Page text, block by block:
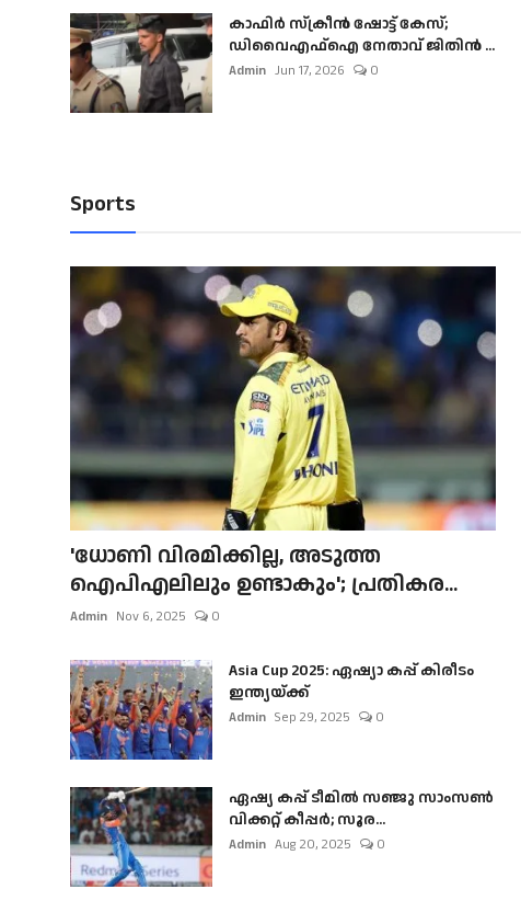
കാഫിർ സ്‌ക്രീൻ ഷോട്ട് കേസ്;
ഡിവൈഎഫ്ഐ നേതാവ് ജിതിൻ ...
Admin Jun 17, 2026 0
Sports
'ധോണി വിരമിക്കില്ല, അടുത്ത
ഐപിഎലിലും ഉണ്ടാകും'; പ്രതികര...
Admin Nov 6, 2025 0
Asia Cup 2025: ഏഷ്യാ കപ്പ് കിരീടം
ഇന്ത്യയ്ക്ക്
Admin Sep 29, 2025 0
ഏഷ്യ കപ്പ് ടീമിൽ സഞ്ജു സാംസൺ
വിക്കറ്റ് കീപ്പർ; സൂര...
Admin Aug 20, 2025 0